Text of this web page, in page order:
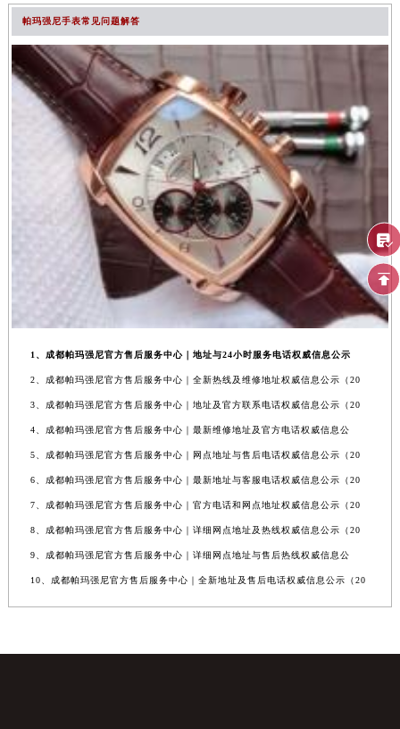
帕玛强尼手表常见问题解答
1、成都帕玛强尼官方售后服务中心｜地址与24小时服务电话权威信息公示
2、成都帕玛强尼官方售后服务中心｜全新热线及维修地址权威信息公示（20
3、成都帕玛强尼官方售后服务中心｜地址及官方联系电话权威信息公示（20
4、成都帕玛强尼官方售后服务中心｜最新维修地址及官方电话权威信息公
5、成都帕玛强尼官方售后服务中心｜网点地址与售后电话权威信息公示（20
6、成都帕玛强尼官方售后服务中心｜最新地址与客服电话权威信息公示（20
7、成都帕玛强尼官方售后服务中心｜官方电话和网点地址权威信息公示（20
8、成都帕玛强尼官方售后服务中心｜详细网点地址及热线权威信息公示（20
9、成都帕玛强尼官方售后服务中心｜详细网点地址与售后热线权威信息公
10、成都帕玛强尼官方售后服务中心｜全新地址及售后电话权威信息公示（20